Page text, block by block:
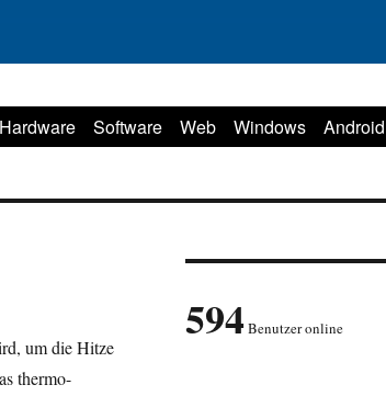
Hardware Software Web Windows Android
um die Hitze
thermo-
594 Benutzer online